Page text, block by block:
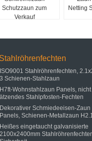
Schutzzaun zum
Verkauf
Netting
ISO9001 Stahlröhrenfechten,
3 Schienen-Stahlzaun
H7ft-Wohnstahlzaun Panels, nicht
ätzendes Stahlpfosten-Fechten
Dekorativer Schmiedeeisen-Zaun
Panels, Schienen-Metallzaun
Heißes eingetaucht galvanisierte
2100x2400mm